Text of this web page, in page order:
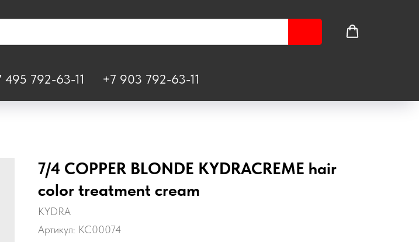
495 792-63-11 +7 903 792-63-11
7/4 COPPER BLONDE KYDRACREME hair
color treatment cream
KYDRA
Артикул: KC00074